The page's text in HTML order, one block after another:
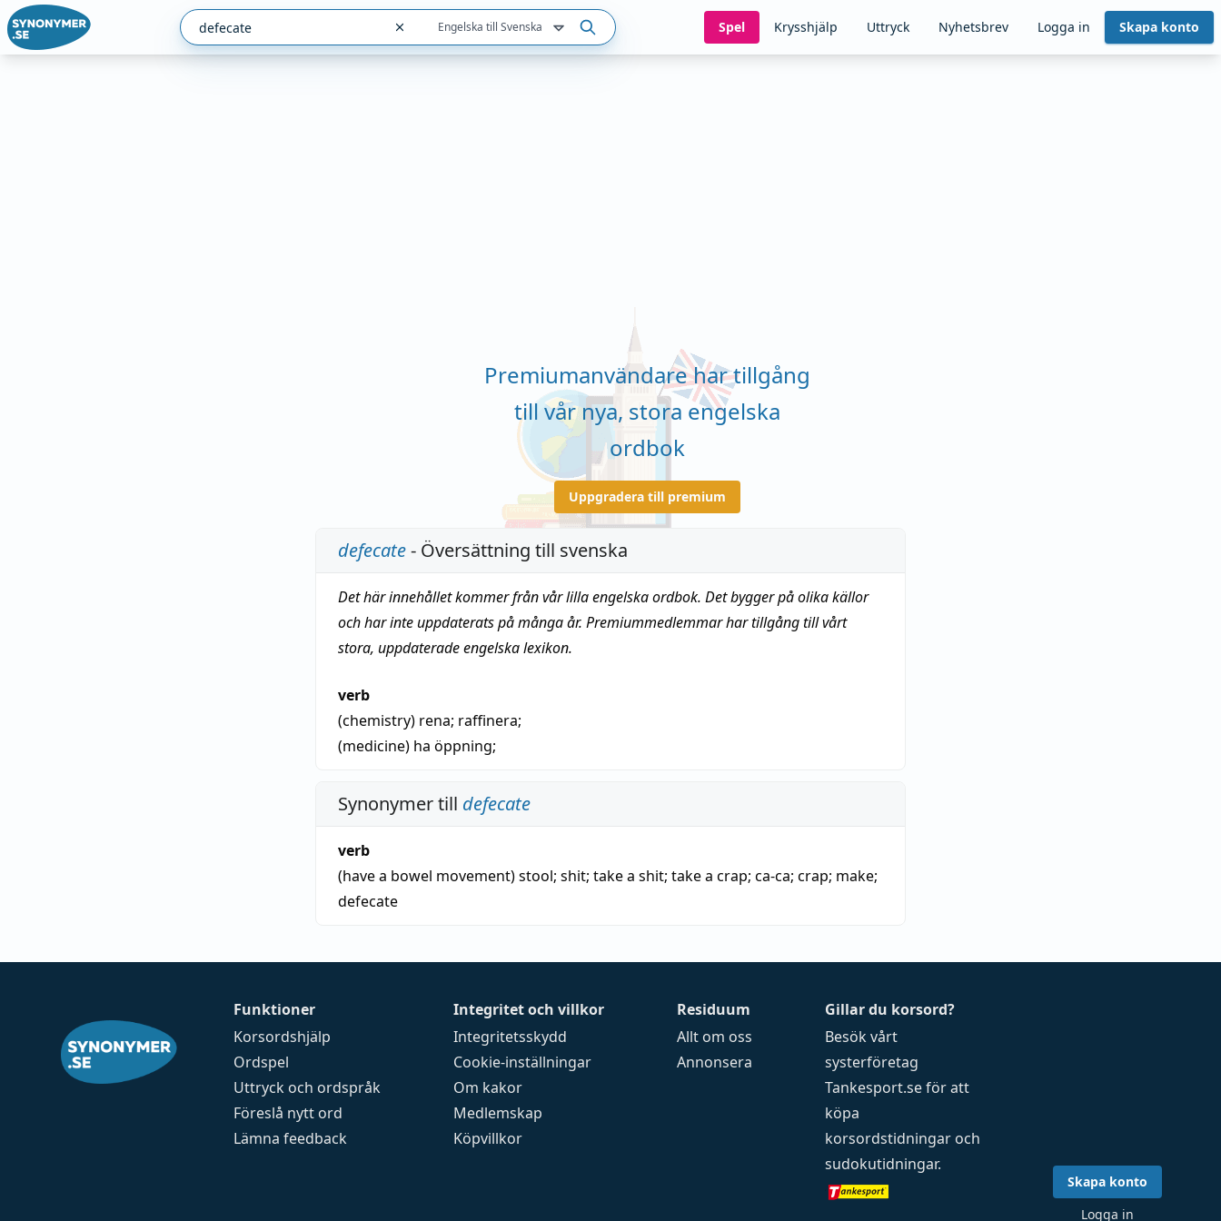
Engelska till Svenska Spel Krysshjälp Uttryck Nyhetsbrev Logga in Skapa konto
Premiumanvändare har tillgång
till vår nya, stora engelska
ordbok
Uppgradera till premium
defecate- Översättning till svenska
Det här innehållet kommer från vår lilla engelska ordbok. Det bygger på olika källor
och har inte uppdaterats på många år. Premiummedlemmar har tillgång till vårt
stora, uppdaterade engelska lexikon.
verb
(chemistry) rena; raffinera;
(medicine) ha öppning;
Synonymer till defecate
verb
(have a bowel movement)stool; shit; take a shit; take a crap; ca-ca; crap; make;
defecate
Funktioner
Korsordshjälp
Ordspel
Uttryck och ordspråk
Föreslå nytt ord
Lämna feedback
Integritet och villkor
Integritetsskydd
Cookie-inställningar
Om kakor
Medlemskap
Köpvillkor
Residuum
Allt om oss
Annonsera
Gillar du korsord?
Besök vårt
systerföretag
Tankesport.seför att
köpa
korsordstidningar och
sudokutidningar.
Skapa konto
Logga in